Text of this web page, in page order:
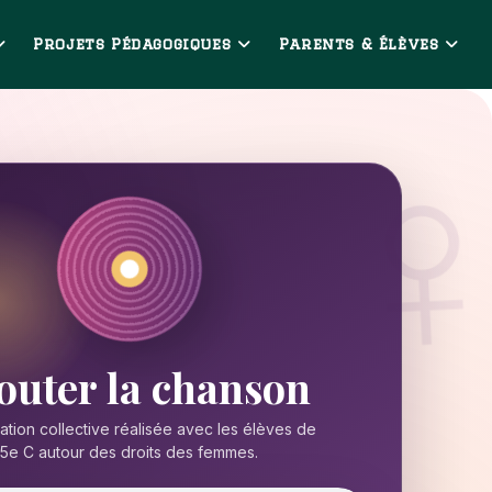
Projets Pédagogiques Parents & Élèves
la chanson
collective réalisée avec les élèves de
5e C autour des droits des femmes.